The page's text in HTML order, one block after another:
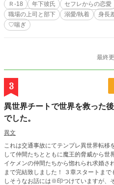
Ｒ-18 年下彼氏 セフレからの恋愛
職場の上司と部下
溺愛/執着 身長
♡喘ぎ
最終
3
異世界チートで世界を救った
でした。
異文
これは交通事故にてテンプレ異世界転移
して仲間たちとともに魔王的脅威から世
イケメンの仲間たちから惚れられ求婚され
まで完結致しました！ ３章スタートまでもう少
しそうなお話には※印つけていますが、